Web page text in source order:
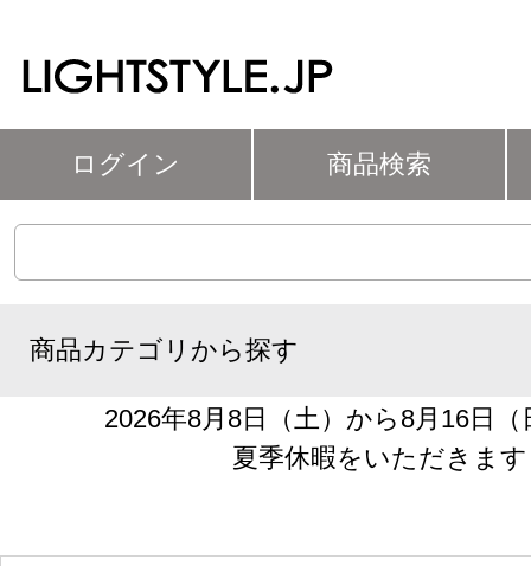
ログイン 商品検索
商品カテゴリから探す
2026年8月8日（土）から8月16日
夏季休暇をいただきます